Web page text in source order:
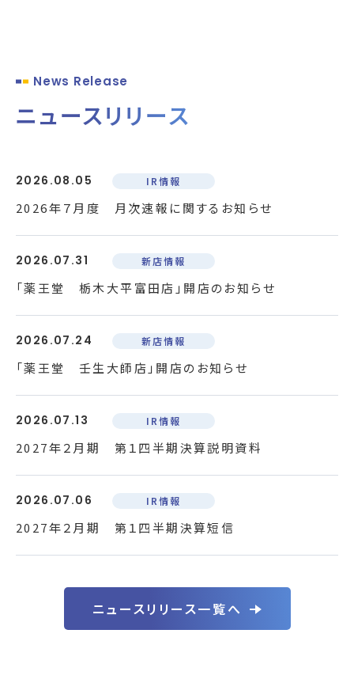
News Release
ニュースリリース
2026.08.05 IR情報
2026年７月度 月次速報に関するお知らせ
2026.07.31 新店情報
「薬王堂 栃木大平富田店」開店のお知らせ
2026.07.24 新店情報
「薬王堂 壬生大師店」開店のお知らせ
2026.07.13 IR情報
2027年２月期 第１四半期決算説明資料
2026.07.06 IR情報
2027年２月期 第１四半期決算短信
ニュースリリース一覧へ